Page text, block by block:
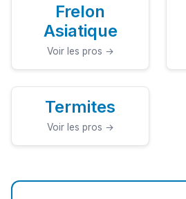
Frelon
Asiatique
Voir les pros →
Termites
Voir les pros →